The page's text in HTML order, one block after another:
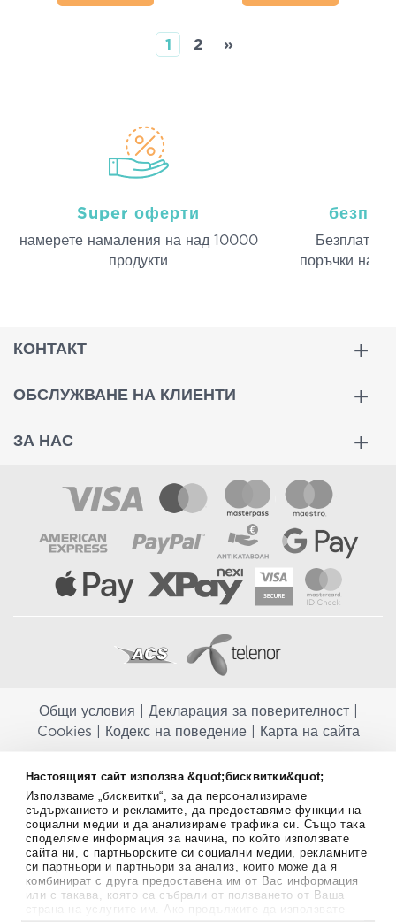
Настоящият сайт използва &quot;бисквитки&quot;
Използваме „бисквитки“, за да персонализираме
съдържанието и рекламите, да предоставяме функции на
социални медии и да анализираме трафика си. Също така
споделяме информация за начина, по който използвате
сайта ни, с партньорските си социални медии, рекламните
си партньори и партньори за анализ, които може да я
комбинират с друга предоставена им от Вас информация
или с такава, която са събрали от ползването от Ваша
страна на услугите им. Ако продължите да използвате
1 2 »
Super оферти
намерeте намаления на над 10000
продукти
Безплатна
поръчки над
КОНТАКТ
ОБСЛУЖВАНЕ НА КЛИЕНТИ
ЗА НАС
Общи условия Декларация за поверителност|
Cookies
Кодекс на поведение| Карта на сайта
заместват балансираната диета и не са предназначени за
профилактика, лечение или лечение на човешки заболявания.
Консултирайте се с Вашия лекар, ако сте бременна, кърмите,
приемате лекарства или имате някакви здравословни проблеми,
преди да използвате някаква хранителна добавка. Непрекъснато се
стремим да ви предоставяме точна и валидна информация. Ако
имате някакви въпроси или коментари относно тях, моля свържете
се с нас.